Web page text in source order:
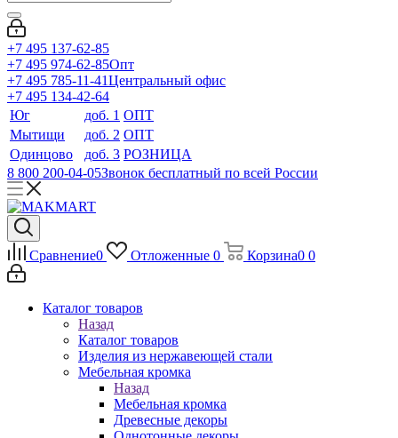
+7 495 137-62-85
+7 495 974-62-85Опт
+7 495 785-11-41Центральный офис
+7 495 134-42-64
Юг
доб. 1 ОПТ
Мытищи
доб. 2 ОПТ
Одинцово
доб. 3 РОЗНИЦА
8 800 200-04-05Звонок бесплатный по всей России
Сравнение0 Отложенные 0 Корзина0 0
Каталог товаров
Назад
Каталог товаров
Изделия из нержавеющей стали
Мебельная кромка
Назад
Мебельная кромка
Древесные декоры